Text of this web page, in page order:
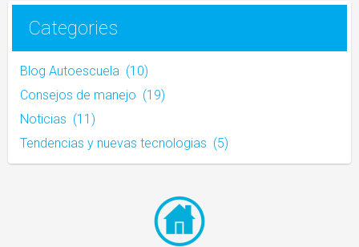
Categories
Blog Autoescuela (10)
Consejos de manejo (19)
Noticias (11)
Tendencias y nuevas tecnologias (5)